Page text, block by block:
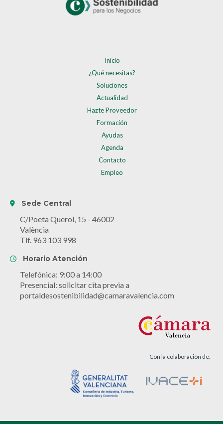
Inicio
¿Qué necesitas?
Soluciones
Actualidad
Hazte Proveedor
Formación
Ayudas
Agenda
Contacto
Empleo
Sede Central
C/Poeta Querol, 15 - 46002
València
Tlf. 963 103 998
Horario Atención
Telefónica: 9:00 a 14:00
Presencial: solicitar cita previa a
portaldesostenibilidad@camaravalencia.com
Con la colaboración de: